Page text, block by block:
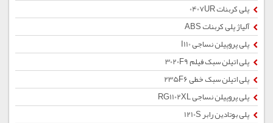
پلی کربنات 0407UR
آلیاژ پلی کربنات ABS
پلی پروپیلن نساجی I110
پلی اتیلن سبک فیلم 3020F9
پلی اتیلن سبک خطی 235F6
پلی پروپیلن نساجی RG1102XL
پلی بوتادین رابر 1210S